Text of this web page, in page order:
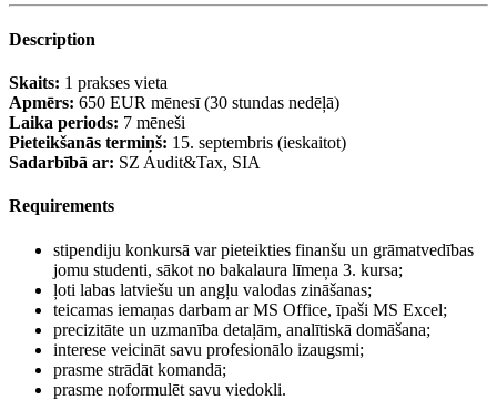
Description
Skaits: 1 prakses vieta
Apmērs: 650 EUR mēnesī (30 stundas nedēļā)
Laika periods: 7 mēneši
Pieteikšanās termiņš: 15. septembris (ieskaitot)
Sadarbībā ar: SZ Audit&Tax, SIA
Requirements
stipendiju konkursā var pieteikties finanšu un grāmatvedības
jomu studenti, sākot no bakalaura līmeņa 3. kursa;
ļoti labas latviešu un angļu valodas zināšanas;
teicamas iemaņas darbam ar MS Office, īpaši MS Excel;
precizitāte un uzmanība detaļām, analītiskā domāšana;
interese veicināt savu profesionālo izaugsmi;
prasme strādāt komandā;
prasme noformulēt savu viedokli.